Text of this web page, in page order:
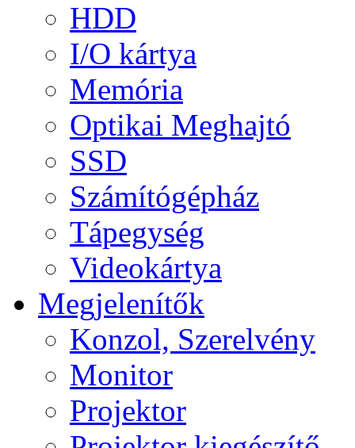
HDD
I/O kártya
Memória
Optikai Meghajtó
SSD
Számítógépház
Tápegység
Videokártya
Megjelenítők
Konzol, Szerelvény
Monitor
Projektor